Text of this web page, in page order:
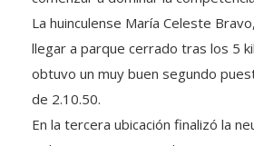
llegar a parque cerrado tras los 5
obtuvo un muy buen segundo
de 2.10.50.
En la tercera ubicación finalizó la
Kohon con un tiempo de 2.12.53.